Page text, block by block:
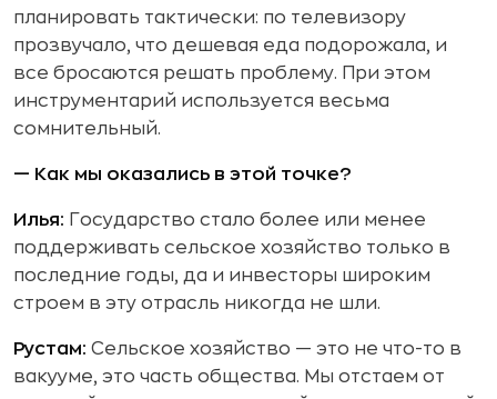
планировать тактически: по телевизору
прозвучало, что дешевая еда подорожала, и
все бросаются решать проблему. При этом
инструментарий используется весьма
сомнительный.
— Как мы оказались в этой точке?
Илья: Государство стало более или менее
поддерживать сельское хозяйство только в
последние годы, да и инвесторы широким
строем в эту отрасль никогда не шли.
Рустам: Сельское хозяйство — это не что-то в
вакууме, это часть общества. Мы отстаем от